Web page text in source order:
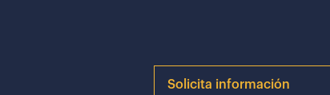
Solicita información